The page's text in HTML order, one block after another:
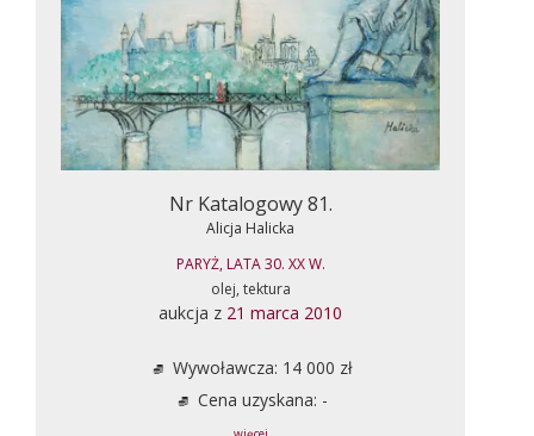
Nr Katalogowy 81.
Alicja Halicka
PARYŻ, LATA 30. XX W.
olej, tektura
aukcja z 21 marca 2010
Wywoławcza: 14 000 zł
Cena uzyskana: -